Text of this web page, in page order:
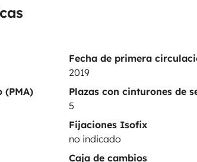
Fecha de primera
2019
(PMA)
Plazas con cinturones de
5
Fijaciones Isofix
no indicado
Caja de cambios